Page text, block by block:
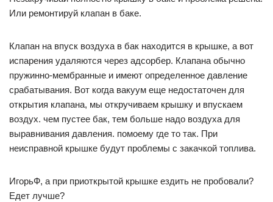
Или ремонтируй клапан в баке.
Клапан на впуск воздуха в бак находится в крышке, а вот
испарения удаляются через адсорбер. Клапана обычно
пружинно-мембранные и имеют определенное давление
срабатывания. Вот когда вакуум еще недостаточен для
открытия клапана, мы откручиваем крышку и впускаем
воздух. чем пустее бак, тем больше надо воздуха для
выравнивания давления. помоему где то так. При
неисправной крышке будут проблемы с закачкой топлива.
ИгорьФ, а при приоткрытой крышке ездить не пробовали?
Едет лучше?